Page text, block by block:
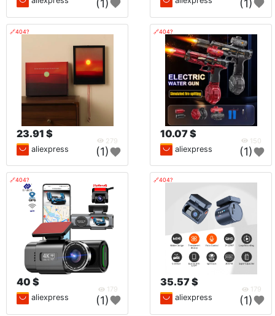
(1) (1)
🔗404?
23.91 $
279
aliexpress (1)
🔗404?
10.07 $
150
aliexpress (1)
🔗404?
40 $
179
aliexpress (1)
🔗404?
35.57 $
179
aliexpress (1)